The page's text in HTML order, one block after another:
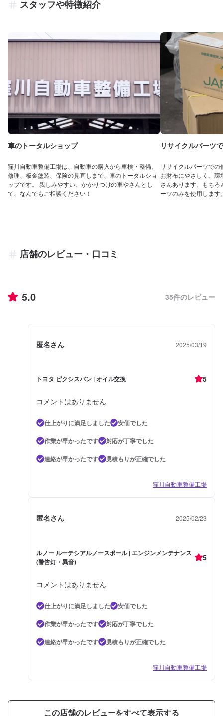
スタッフや特徴紹介
車のトータルショップ
窪川自動車整備工場は、自動車の購入から車検・整備、
修理、板金塗装、保険の見直しまで、車のトータルショ
ップです。 親しみやすい、かかりつけの車やさんとし
て、なんでもご相談ください！
リサイクルパーツ
リサイクルパーツで
お財布にやさしく、環
さんあります。もちろ
ーツのみを使用します
店舗のレビュー・口コミ
5.0 35件のレビュー
匿名さん 2025/03/19
トヨタ ピクシスバン | オイル交換 5
コメントはありません
仕上がりに満足しました
安価でした
作業が早かったです
対応が丁寧でした
連絡が早かったです
見積もりが正確でした
窪川自動車整備工場
匿名さん 2025/02/23
ルノー ルーテシアルノースポール | エンジンメンテナンス
(警告灯・異音)
5
コメントはありません
仕上がりに満足しました
安価でした
作業が早かったです
対応が丁寧でした
連絡が早かったです
見積もりが正確でした
窪川自動車整備工場
この店舗のレビューをすべて表示する